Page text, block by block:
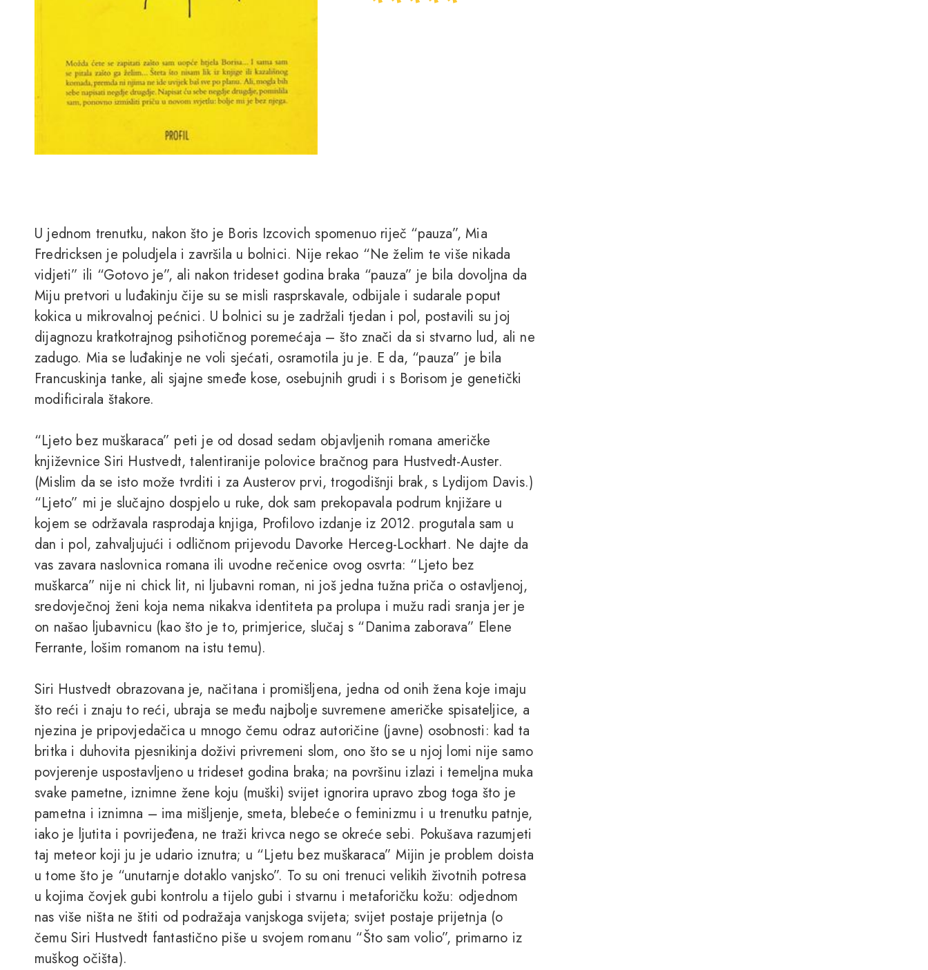
U jednom trenutku, nakon što je Boris Izcovich spomenuo riječ “pauza”, Mia
Fredricksen je poludjela i završila u bolnici. Nije rekao “Ne želim te više nikada
vidjeti” ili “Gotovo je”, ali nakon trideset godina braka “pauza” je bila dovoljna da
Miju pretvori u luđakinju čije su se misli rasprskavale, odbijale i sudarale poput
kokica u mikrovalnoj pećnici. U bolnici su je zadržali tjedan i pol, postavili su joj
dijagnozu kratkotrajnog psihotičnog poremećaja – što znači da si stvarno lud, ali ne
zadugo. Mia se luđakinje ne voli sjećati, osramotila ju je. E da, “pauza” je bila
Francuskinja tanke, ali sjajne smeđe kose, osebujnih grudi i s Borisom je genetički
modificirala štakore.
“Ljeto bez muškaraca” peti je od dosad sedam objavljenih romana američke
književnice Siri Hustvedt, talentiranije polovice bračnog para Hustvedt-Auster.
(Mislim da se isto može tvrditi i za Austerov prvi, trogodišnji brak, s Lydijom Davis.)
“Ljeto” mi je slučajno dospjelo u ruke, dok sam prekopavala podrum knjižare u
kojem se održavala rasprodaja knjiga, Profilovo izdanje iz 2012. progutala sam u
dan i pol, zahvaljujući i odličnom prijevodu Davorke Herceg-Lockhart. Ne dajte da
vas zavara naslovnica romana ili uvodne rečenice ovog osvrta: “Ljeto bez
muškarca” nije ni chick lit, ni ljubavni roman, ni još jedna tužna priča o ostavljenoj,
sredovječnoj ženi koja nema nikakva identiteta pa prolupa i mužu radi sranja jer je
on našao ljubavnicu (kao što je to, primjerice, slučaj s “Danima zaborava” Elene
Ferrante, lošim romanom na istu temu).
Siri Hustvedt obrazovana je, načitana i promišljena, jedna od onih žena koje imaju
što reći i znaju to reći, ubraja se među najbolje suvremene američke spisateljice, a
njezina je pripovjedačica u mnogo čemu odraz autoričine (javne) osobnosti: kad ta
britka i duhovita pjesnikinja doživi privremeni slom, ono što se u njoj lomi nije samo
povjerenje uspostavljeno u trideset godina braka; na površinu izlazi i temeljna muka
svake pametne, iznimne žene koju (muški) svijet ignorira upravo zbog toga što je
pametna i iznimna – ima mišljenje, smeta, blebeće o feminizmu i u trenutku patnje,
iako je ljutita i povrijeđena, ne traži krivca nego se okreće sebi. Pokušava razumjeti
taj meteor koji ju je udario iznutra; u “Ljetu bez muškaraca” Mijin je problem doista
u tome što je “unutarnje dotaklo vanjsko”. To su oni trenuci velikih životnih potresa
u kojima čovjek gubi kontrolu a tijelo gubi i stvarnu i metaforičku kožu: odjednom
nas više ništa ne štiti od podražaja vanjskoga svijeta; svijet postaje prijetnja (o
čemu Siri Hustvedt fantastično piše u svojem romanu “Što sam volio”, primarno iz
muškog očišta).